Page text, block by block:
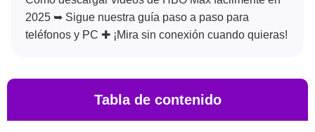
2025 ➥ Sigue nuestra guía paso a paso para
teléfonos y PC ✚ ¡Mira sin conexión cuando quieras!
Tabla de contenido